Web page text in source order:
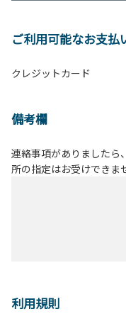
ご利用可能なお支払
クレジットカード
備考欄
連絡事項がありました
所の指定はお受けできま
利用規則